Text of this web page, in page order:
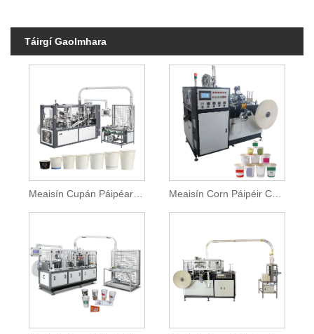
Táirgí Gaolmhara
Meaisín Cupán Páipéar Indiúscartha